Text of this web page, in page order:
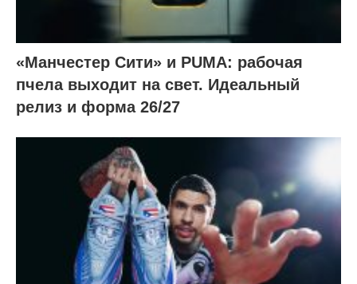
«Манчестер Сити» и PUMA: рабочая
пчела выходит на свет. Идеальный
релиз и форма 26/27